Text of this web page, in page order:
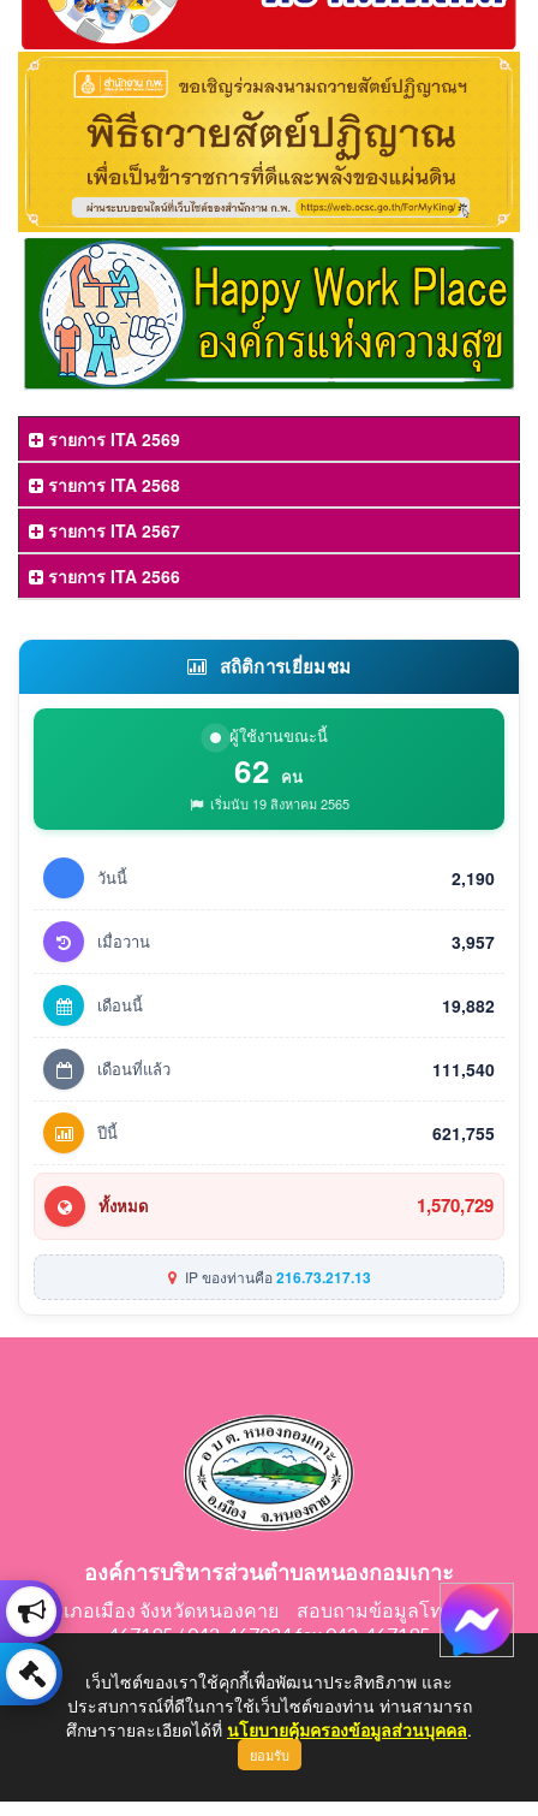
รายการ ITA 2569
รายการ ITA 2568
รายการ ITA 2567
รายการ ITA 2566
สถิติการเยี่ยมชม
ผู้ใช้งานขณะนี้
62 คน
เริ่มนับ 19 สิงหาคม 2565
วันนี้ 2,190
เมื่อวาน 3,957
เดือนนี้ 19,882
เดือนที่แล้ว 111,540
ปีนี้ 621,755
ทั้งหมด 1,570,729
IP ของท่านคือ216.73.217.13
องค์การบริหารส่วนตำบลหนองกอมเกาะ
อำเภอเมือง จังหวัดหนองคาย สอบถามข้อมูลโทร 042-
467195 / 042-467024 fax 042-467195
E-Mail: saraban@nongkomkor.go.th
เว็บไซต์ของเราใช้คุกกี้เพื่อพัฒนาประสิทธิภาพ และ
ประสบการณ์ที่ดีในการใช้เว็บไซต์ของท่าน ท่านสามารถ
ศึกษารายละเอียดได้ที่ นโยบายคุ้มครองข้อมูลส่วนบุคคล.
ยอมรับ